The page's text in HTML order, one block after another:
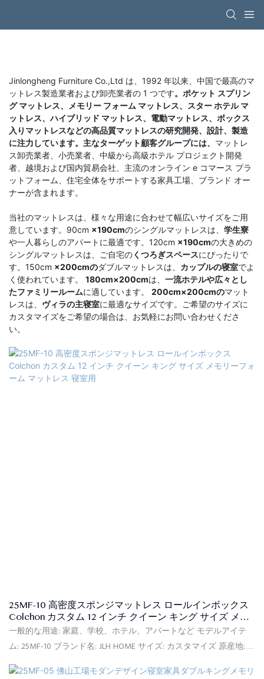
Jinlongheng Furniture Co.,Ltd は、1992 年以来、中国で最高のマ
ットレス製造業者および卸売業者の 1 つです。ポケット スプリン
グ マットレス、メモリー フォーム マットレス、スター ホテル マ
ットレス、ハイブリッド マットレス、電動マットレス、ボックス
入りマットレスなどの高品質マットレスの研究開発、設計、製造
に注力しています。主なターゲット顧客グループには、 マットレ
ス卸売業者、小売業者、中級から高級ホテル プロジェクト開発
者、越境および国内貿易会社、主流のオンライン e コマース プラ
ットフォーム、住宅全体をサポートする家具工場、ブランド オー
ナーが含まれます。
当社のマットレスは、様々な用途に合わせて幅広いサイズをご用
意しています。90cm ×190cmのシングルマットレスは、 学生寮
や一人暮らしのアパートに最適です。120cm ×190cmの大きめの
シングルマットレスは、ご自宅のくつろぎスペースにぴったりで
す。150cm ×200cmのダブルマットレスは、 カップルの寝室でよ
く使われています。
180cm×200cmは、 一流ホテルや広々とし
たファミリールームに適しています。 200cm×200cmのマット
レスは、 ヴィラの主寝室に最適なサイズです。ご希望のサイズに
カスタマイズをご希望の場合は、お気軽にお問い合わせくださ
い。
25MF-10 高密度スポンジマットレス ロールインボックス
Colchon カスタム 12 インチ クイーン キング サイズ メモ
リーフォーム マットレス 寝室用
一般的な用途: 家庭、学校、ホテル、アパートなど モデルアイテ
ム: 25MF-10 ブランド名: JLH HOME サイズ: カスタマイズ 原産地:
中国 柔ら​​かさ: コンフォートミディアム 供給能力: 90000個/月 保